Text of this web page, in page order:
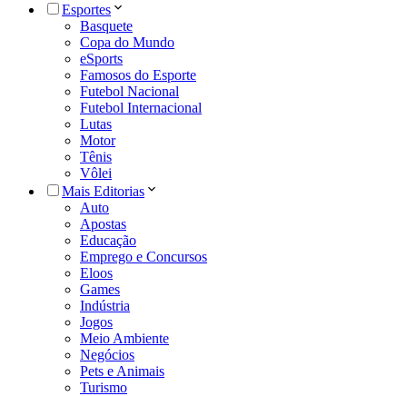
Esportes
Basquete
Copa do Mundo
eSports
Famosos do Esporte
Futebol Nacional
Futebol Internacional
Lutas
Motor
Tênis
Vôlei
Mais Editorias
Auto
Apostas
Educação
Emprego e Concursos
Eloos
Games
Indústria
Jogos
Meio Ambiente
Negócios
Pets e Animais
Turismo